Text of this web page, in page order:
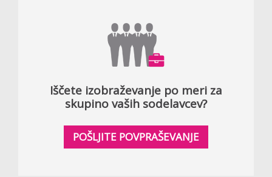
Iščete izobraževanje po meri za
skupino vaših sodelavcev?
POŠLJITE POVPRAŠEVANJE